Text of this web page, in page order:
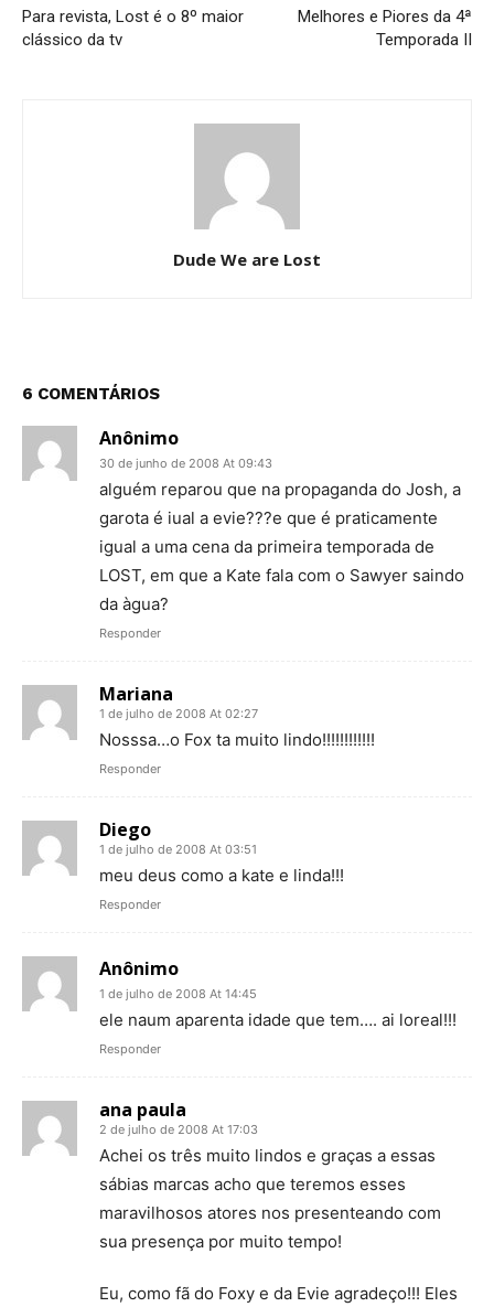
Para revista, Lost é o 8º maior
clássico da tv
Melhores e Piores da 4ª
Temporada II
Dude We are Lost
6 COMENTÁRIOS
Anônimo
30 de junho de 2008 At 09:43
alguém reparou que na propaganda do Josh, a
garota é iual a evie???e que é praticamente
igual a uma cena da primeira temporada de
LOST, em que a Kate fala com o Sawyer saindo
da àgua?
Responder
Mariana
1 de julho de 2008 At 02:27
Nosssa…o Fox ta muito lindo!!!!!!!!!!!!
Responder
Diego
1 de julho de 2008 At 03:51
meu deus como a kate e linda!!!
Responder
Anônimo
1 de julho de 2008 At 14:45
ele naum aparenta idade que tem…. ai loreal!!!
Responder
ana paula
2 de julho de 2008 At 17:03
Achei os três muito lindos e graças a essas
sábias marcas acho que teremos esses
maravilhosos atores nos presenteando com
sua presença por muito tempo!
Eu, como fã do Foxy e da Evie agradeço!!! Eles